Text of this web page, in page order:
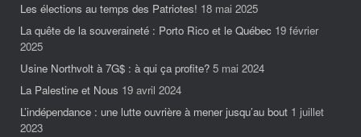
Les élections au temps des Patriotes! 18 mai 2025
La quête de la souveraineté : Porto Rico et le Québec 19 février
2025
Usine Northvolt à 7G$ : à qui ça profite? 5 mai 2024
La Palestine et Nous 19 avril 2024
L’indépendance : une lutte ouvrière à mener jusqu’au bout 1 juillet
2023